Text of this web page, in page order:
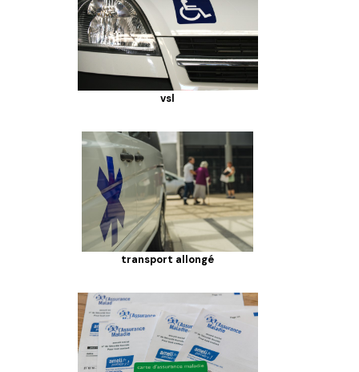
vsl
transport allongé